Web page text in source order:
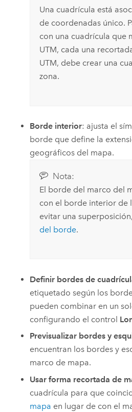
Una cuadrícula está
de coordenadas único.
con una cuadrícula que
UTM, cada una
UTM, debe crear una
zona.
Borde interior: ajusta el
borde que define la
geográficos del mapa.
Nota:
El borde del marco del
con el borde interior de
evitar una
del borde.
Definir bordes de
etiquetado según los
pueden combinar en un
configurando el control
Previsualizar bordes y
encuentran los bordes y
marco de mapa.
Usar forma recortada de
cuadrícula para que
mapa en lugar de con el